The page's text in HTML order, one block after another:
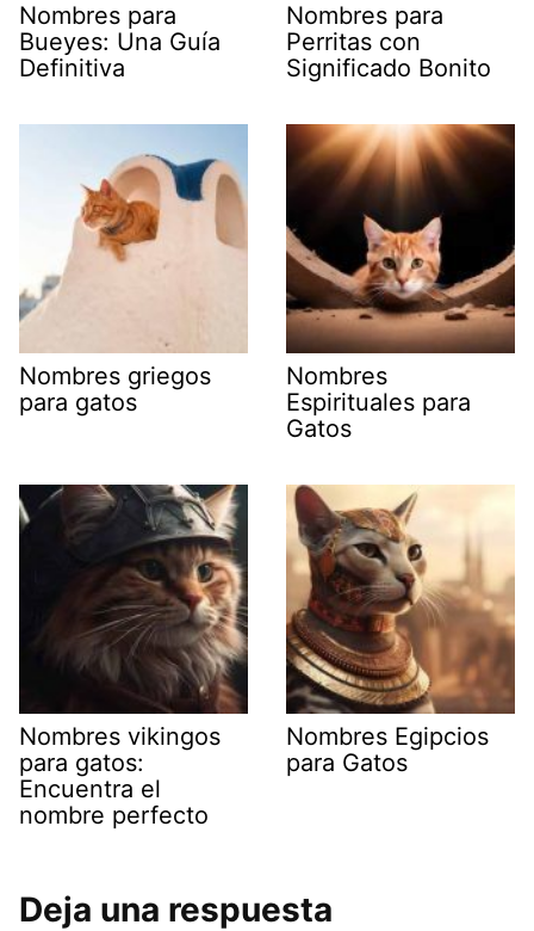
Nombres para
Bueyes: Una Guía
Definitiva
Nombres para
Perritas con
Significado Bonito
Nombres griegos
para gatos
Nombres
Espirituales para
Gatos
Nombres vikingos
para gatos:
Encuentra el
nombre perfecto
Nombres Egipcios
para Gatos
Deja una respuesta